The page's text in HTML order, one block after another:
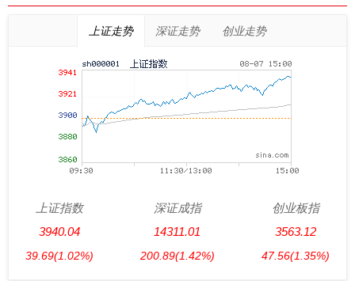
上证走势 深证走势 创业走势
上证指数
3940.04
39.69(1.02%)
深证成指
14311.01
200.89(1.42%)
创业板指
3563.12
47.56(1.35%)